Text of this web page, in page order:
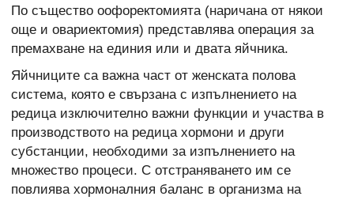
По същество оофоректомията (наричана от някои
още и овариектомия) представлява операция за
премахване на единия или и двата яйчника.
Яйчниците са важна част от женската полова
система, която е свързана с изпълнението на
редица изключително важни функции и участва в
производството на редица хормони и други
субстанции, необходими за изпълнението на
множество процеси. С отстраняването им се
повлиява хормоналния баланс в организма на